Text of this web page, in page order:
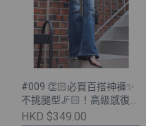
#009 👏🏻必買百搭神褲✨
不挑腿型🦵🏻！高級感復古
水洗藍喇叭牛仔褲［💙兩色
HKD $349.00